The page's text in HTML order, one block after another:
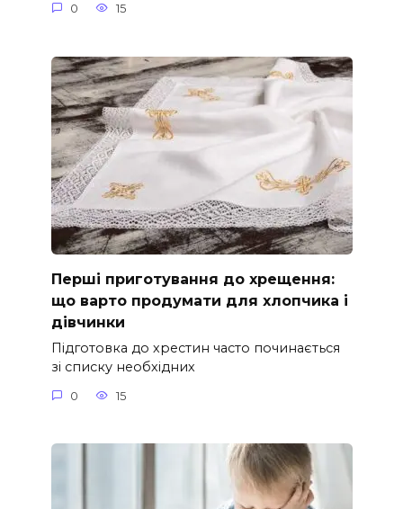
0 15
Перші приготування до хрещення:
що варто продумати для хлопчика і
дівчинки
Підготовка до хрестин часто починається
зі списку необхідних
0 15